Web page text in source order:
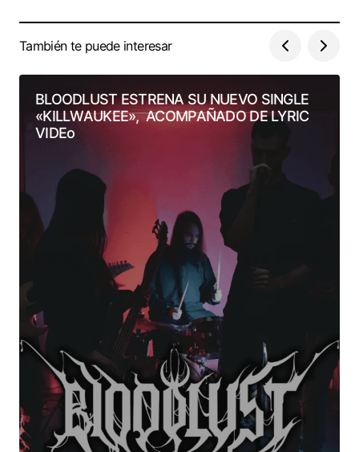
También te puede interesar
BLOODLUST ESTRENA SU NUEVO SINGLE
«KILLWAUKEE», ACOMPAÑADO DE LYRIC
VIDEo